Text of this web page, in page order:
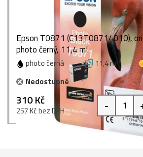
Epson T0871 (C13T08714010),
photo černý, 11,4 ml
photo černá 11,4 ml
Nedostupné
310 Kč
257 Kč bez DPH -